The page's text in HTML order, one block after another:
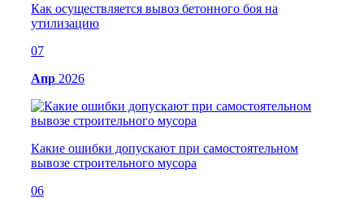
Как осуществляется вывоз бетонного боя на
утилизацию
07
Апр 2026
Какие ошибки допускают при самостоятельном
вывозе строительного мусора
06